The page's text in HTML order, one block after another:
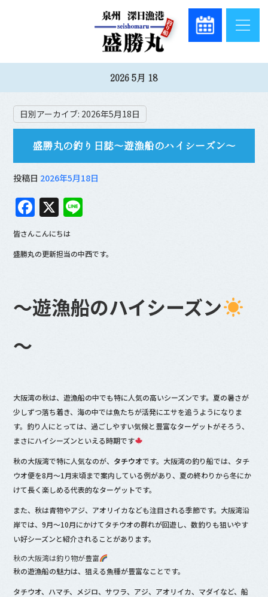
2026 5月 18
日別アーカイブ: 2026年5月18日
盛勝丸の釣り日誌～遊漁船のハイシーズン～
投稿日 2026年5月18日
F
a
c
e
o
o
X
e
皆さんこんにちは
盛勝丸の更新担当の中西です。
～遊漁船のハイシーズン
～
大阪湾の秋は、遊漁船の中でも特に人気の高いシーズンです。夏の暑さが
少しずつ落ち着き、海の中では魚たちが活発にエサを追うようになりま
す。釣り人にとっては、過ごしやすい気候と豊富なターゲットがそろう、
まさにハイシーズンといえる時期です
秋の大阪湾で特に人気なのが、 タチウオです。大阪湾の釣り船では、タチ
ウオ便を8月〜1月末頃まで案内している例があり、夏の終わりから冬にか
けて長く楽しめる代表的なターゲットです。
また、秋は青物やアジ、アオリイカなども注目される季節です。大阪湾沿
岸では、9月〜10月にかけてタチウオの群れが回遊し、数釣りも狙いやす
い好シーズンと紹介されることがあります。
秋の大阪湾は釣り物が豊富
秋の遊漁船の魅力は、狙える魚種が豊富なことです。
タチウオ、ハマチ、メジロ、サワラ、アジ、アオリイカ、マダイなど、船